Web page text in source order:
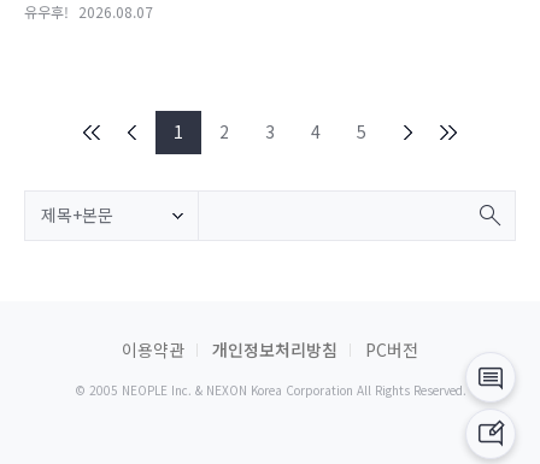
유우후! 2026.08.07
1 2 3 4 5
제목+본문
이용약관 개인정보처리방침 PC버전
© 2005 NEOPLE Inc. & NEXON Korea Corporation All Rights Reserved.